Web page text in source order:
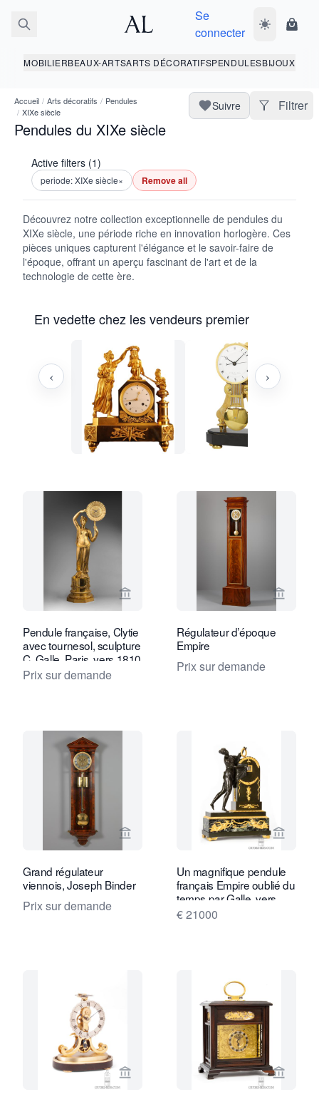
Se
connecter
Basculer le
MOBILIERBEAUX-ARTSARTS DÉCORATIFSPENDULESBIJOUX
Accueil / Arts décoratifs / Pendules
/ XIXe siècle
Pendules du XIXe siècle
Suivre Filtrer
Active filters (1)
periode: XIXe siècle× Remove all
Découvrez notre collection exceptionnelle de pendules du
XIXe siècle, une période riche en innovation horlogère. Ces
pièces uniques capturent l'élégance et le savoir-faire de
l'époque, offrant un aperçu fascinant de l'art et de la
technologie de cette ère.
En vedette chez les vendeurs premier
‹ ›
Voir la page vendeur de Van Dreven
Pendule française, Clytie
avec tournesol, sculpture
C. Galle, Paris, vers 1810
Prix sur demande
Voir la
Régulateur d’époque
Empire
Prix sur demande
Voir la page vendeur de Kollenburg
Grand régulateur
viennois, Joseph Binder
Prix sur demande
Voir la
Un magnifique pendule
français Empire oublié du
temps par Galle, vers
1810.
€ 21000
Voir la page vendeur de Gude & Meis
Voir la